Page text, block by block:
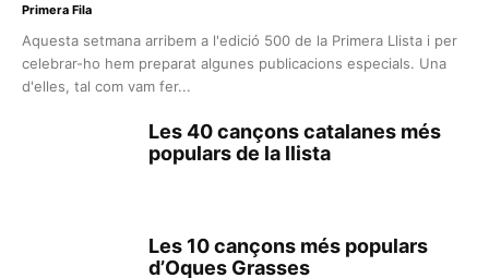
Primera Fila
Aquesta setmana arribem a l'edició 500 de la Primera Llista i per
celebrar-ho hem preparat algunes publicacions especials. Una
d'elles, tal com vam fer...
Les 40 cançons catalanes més
populars de la llista
Les 10 cançons més populars
d’Oques Grasses